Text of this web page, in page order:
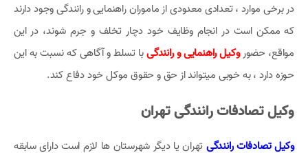
در برخی موارد ، تعدادی معدودی از ماموران راهنمایی و رانندگی وجود دارند
که ممکن است در انجام وظایف خود دچار تخلف و جرم شوند، در این
مواقع، حضوروکیل راهنمایی و رانندگیبا تسلط و آگاهی که نسبت به این
حوزه دارد ، به خوبی میتواند از حق و حقوق موکل خود دفاع کند.
وکیل تصادفات رانندگی تهران
وکیل تصادفات رانندگی تهران یا دیگر شهرستان ها لازم است دارای سابقه